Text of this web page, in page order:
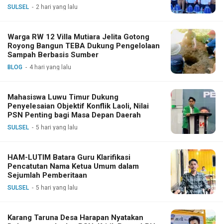
SULSEL 2 hari yang lalu
Warga RW 12 Villa Mutiara Jelita Gotong
Royong Bangun TEBA Dukung Pengelolaan
Sampah Berbasis Sumber
BLOG 4 hari yang lalu
Mahasiswa Luwu Timur Dukung
Penyelesaian Objektif Konflik Laoli, Nilai
PSN Penting bagi Masa Depan Daerah
SULSEL 5 hari yang lalu
HAM-LUTIM Batara Guru Klarifikasi
Pencatutan Nama Ketua Umum dalam
Sejumlah Pemberitaan
SULSEL 5 hari yang lalu
Karang Taruna Desa Harapan Nyatakan